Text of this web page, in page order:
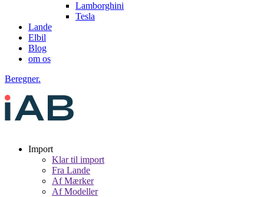
Lamborghini
Tesla
Lande
Elbil
Blog
om os
Beregner.
Import
Klar til import
Fra Lande
Af Mærker
Af Modeller